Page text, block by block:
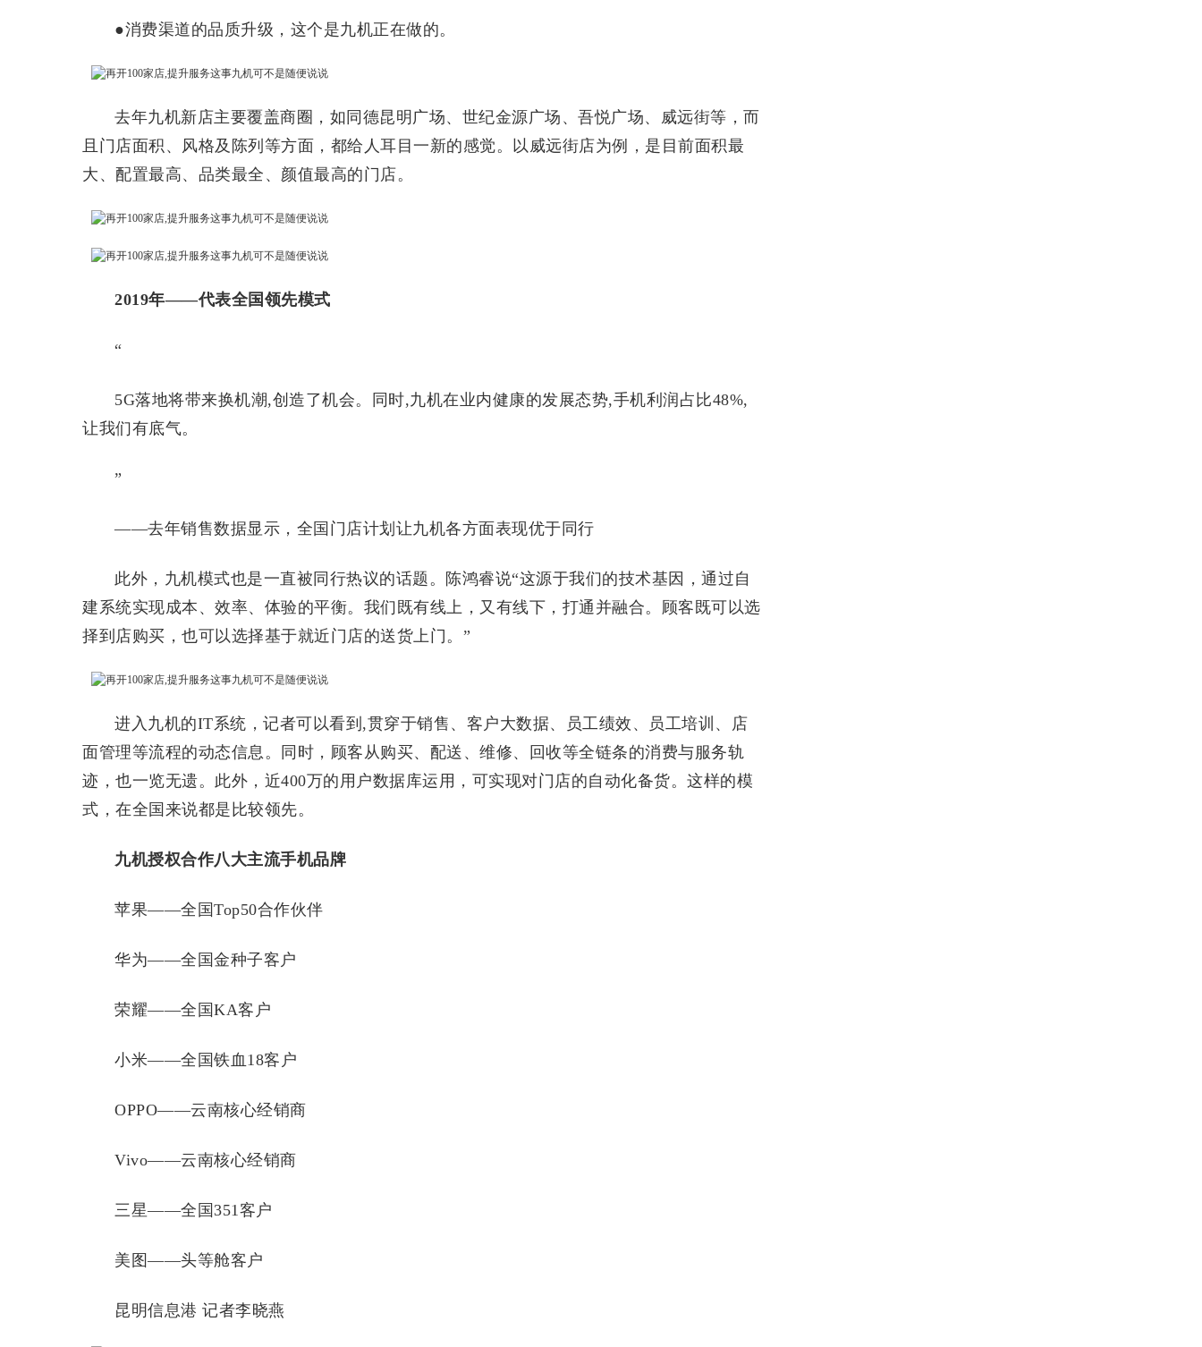
●消费渠道的品质升级，这个是九机正在做的。
去年九机新店主要覆盖商圈，如同德昆明广场、世纪金源广场、吾悦广场、威远街等，而
且门店面积、风格及陈列等方面，都给人耳目一新的感觉。以威远街店为例，是目前面积最
大、配置最高、品类最全、颜值最高的门店。
2019年——代表全国领先模式
“
5G落地将带来换机潮,创造了机会。同时,九机在业内健康的发展态势,手机利润占比48%,
让我们有底气。
”
——去年销售数据显示，全国门店计划让九机各方面表现优于同行
此外，九机模式也是一直被同行热议的话题。陈鸿睿说“这源于我们的技术基因，通过自
建系统实现成本、效率、体验的平衡。我们既有线上，又有线下，打通并融合。顾客既可以选
择到店购买，也可以选择基于就近门店的送货上门。”
进入九机的IT系统，记者可以看到,贯穿于销售、客户大数据、员工绩效、员工培训、店
面管理等流程的动态信息。同时，顾客从购买、配送、维修、回收等全链条的消费与服务轨
迹，也一览无遗。此外，近400万的用户数据库运用，可实现对门店的自动化备货。这样的模
式，在全国来说都是比较领先。
九机授权合作八大主流手机品牌
苹果——全国Top50合作伙伴
华为——全国金种子客户
荣耀——全国KA客户
小米——全国铁血18客户
OPPO——云南核心经销商
Vivo——云南核心经销商
三星——全国351客户
美图——头等舱客户
昆明信息港 记者李晓燕